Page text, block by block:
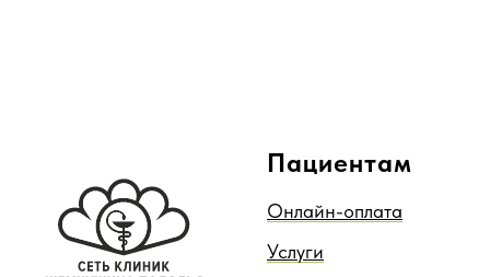
Пациентам
Онлайн-оплата
Услуги